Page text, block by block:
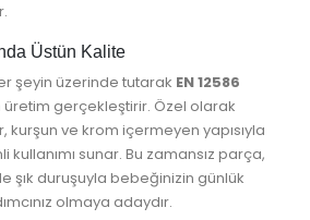
Üstün Kalite
şeyin üzerinde tutarak EN 12586
üretim gerçekleştirir. Özel olarak
kurşun ve krom içermeyen yapısıyla
sunar. Bu zamansız parça,
şık duruşuyla bebeğinizin günlük
olmaya adaydır.